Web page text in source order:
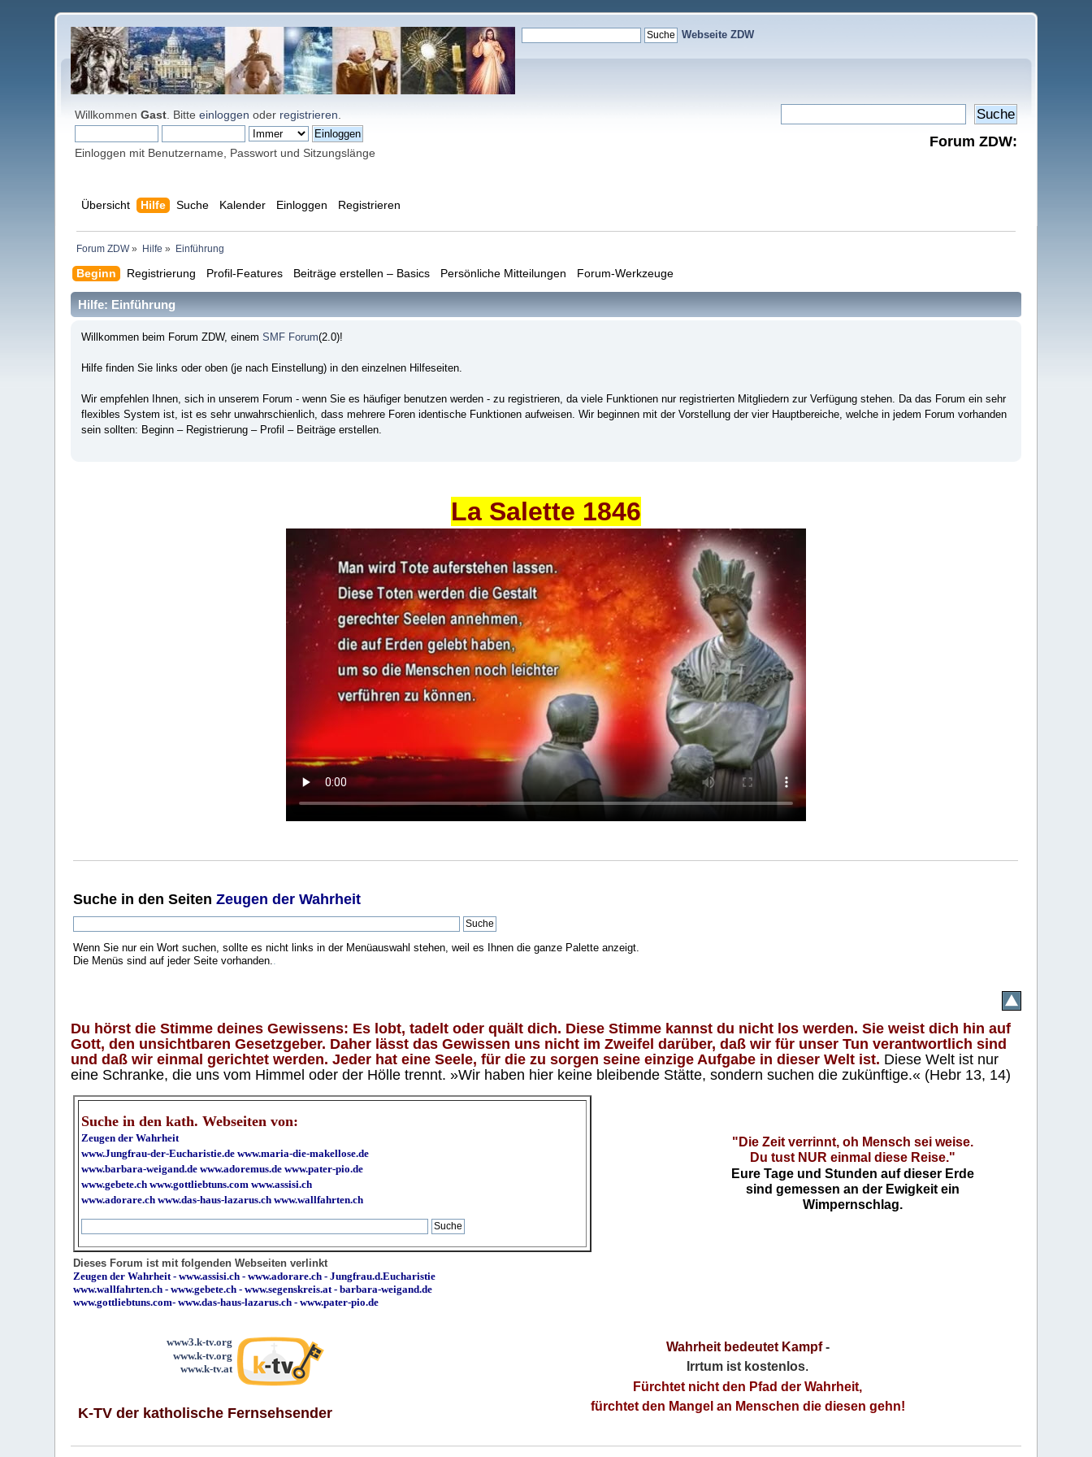
Webseite ZDW
WillkommenGast . Bitteeinloggen oder registrieren
Einloggen mit Benutzername, Passwort und Sitzungslänge
Forum ZDW:
Übersicht Hilfe Suche Kalender Einloggen Registrieren
Forum ZDW» Hilfe » Einführung
Beginn Registrierung Profil-Features Beiträge erstellen – Basics Persönliche Mitteilungen Forum-Werkzeuge
Hilfe: Einführung
Willkommen beim Forum ZDW, einem SMF Forum(2.0)!
Hilfe finden Sie links oder oben (je nach Einstellung) in den einzelnen Hilfeseiten.
Wir empfehlen Ihnen, sich in unserem Forum - wenn Sie es häufiger benutzen werden - zu registrieren, da viele Funktionen nur registrierten Mitgliedern zur Verfügung stehen. Da das Forum ein sehr
flexibles System ist, ist es sehr unwahrschienlich, dass mehrere Foren identische Funktionen aufweisen. Wir beginnen mit der Vorstellung der vier Hauptbereiche, welche in jedem Forum vorhanden
sein sollten: Beginn – Registrierung – Profil – Beiträge erstellen.
La Salette 1846
Suche in den SeitenZeugen der Wahrheit
Wenn Sie nur ein Wort suchen, sollte es nicht links in der Menüauswahl stehen, weil es Ihnen die ganze Palette anzeigt.
Die Menüs sind auf jeder Seite vorhanden..
Du hörst die Stimme deines Gewissens: Es lobt, tadelt oder quält dich. Diese Stimme kannst du nicht los werden. Sie weist dich hin auf
Gott, den unsichtbaren Gesetzgeber. Daher lässt das Gewissen uns nicht im Zweifel darüber, daß wir für unser Tun verantwortlich sind
und daß wir einmal gerichtet werden. Jeder hat eine Seele, für die zu sorgen seine einzige Aufgabe in dieser Welt ist. Diese Welt ist nur
eine Schranke, die uns vom Himmel oder der Hölle trennt. »Wir haben hier keine bleibende Stätte, sondern suchen die zukünftige.« (Hebr 13, 14)
Suche in den kath. Webseiten von:
Zeugen der Wahrheit
www.Jungfrau-der-Eucharistie.de www.maria-die-makellose.de
www.barbara-weigand.de www.adoremus.de www.pater-pio.de
www.gebete.ch www.gottliebtuns.com www.assisi.ch
www.adorare.ch www.das-haus-lazarus.ch www.wallfahrten.ch
"Die Zeit verrinnt, oh Mensch sei weise.
Du tust NUR einmal diese Reise."
Eure Tage und Stunden auf dieser Erde
sind gemessen an der Ewigkeit ein
Wimpernschlag.
Dieses Forum ist mit folgenden Webseiten verlinkt
Zeugen der Wahrheit-www.assisi.ch -www.adorare.ch -Jungfrau.d.Eucharistie
www.wallfahrten.ch -www.gebete.ch -www.segenskreis.at-barbara-weigand.de
www.gottliebtuns.com-www.das-haus-lazarus.ch - www.pater-pio.de
www3.k-tv.org
www.k-tv.org
www.k-tv.at
K-TV der katholische Fernsehsender
Wahrheit bedeutet Kampf-
Irrtum ist kostenlos.
Fürchtet nicht den Pfad der Wahrheit,
fürchtet den Mangel an Menschen die diesen gehn!